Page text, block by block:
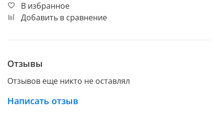
В избранное
Добавить в сравнение
Отзывы
Отзывов еще никто не оставлял
Написать отзыв